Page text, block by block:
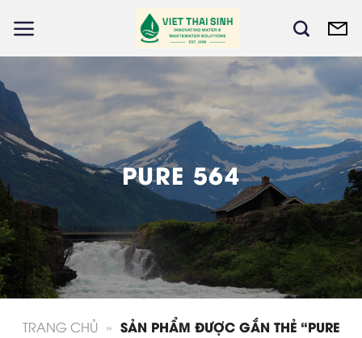
PURE 564
TRANG CHỦ » SẢN PHẨM ĐƯỢC GẮN THẺ “PURE